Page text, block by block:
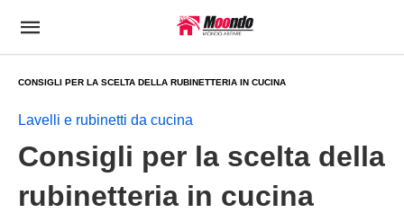
CONSIGLI PER LA SCELTA DELLA RUBINETTERIA IN CUCINA
Lavelli e rubinetti da cucina
Consigli per la scelta della
rubinetteria in cucina